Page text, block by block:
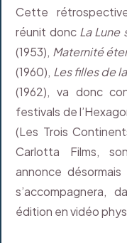
Cette
réunit donc La Lune
(1953), Maternité
(1960), Les filles de
(1962), va donc
festivals de
(Les Trois
Carlotta Films,
annonce
s’accompagnera,
édition en vidéo